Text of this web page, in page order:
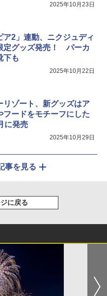
2025年10月23日
ア2」連動、ニクジュディ
定グッズ発売！ パーカ
下も
2025年10月22日
リゾート、新グッズはア
フードをモチーフにした
に発売
2025年10月29日
事を見る
に戻る